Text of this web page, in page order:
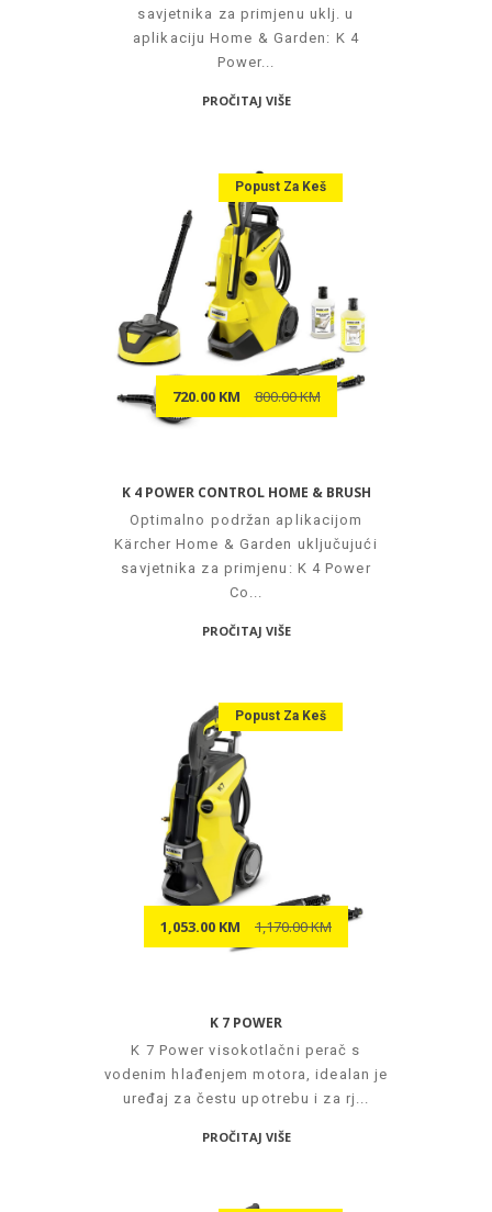
savjetnika za primjenu uklj. u
aplikaciju Home & Garden: K 4
Power...
PROČITAJ VIŠE
Popust Za Keš
720.00 KM 800.00 KM
K 4 POWER CONTROL HOME & BRUSH
Optimalno podržan aplikacijom
Kärcher Home & Garden uključujući
savjetnika za primjenu: K 4 Power
Co...
PROČITAJ VIŠE
Popust Za Keš
1,053.00 KM 1,170.00 KM
K 7 POWER
K 7 Power visokotlačni perač s
vodenim hlađenjem motora, idealan je
uređaj za čestu upotrebu i za rj...
PROČITAJ VIŠE